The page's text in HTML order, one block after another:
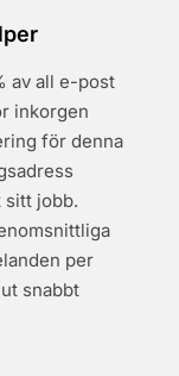
av all e-post
inkorgen
för denna
jobb.
per
snabbt